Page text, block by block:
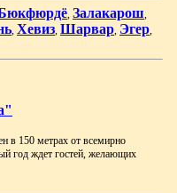
, Залакарош,
, Хевиз, Шарвар, Эгер,
в 150 метрах от всемирно
год ждет гостей, желающих